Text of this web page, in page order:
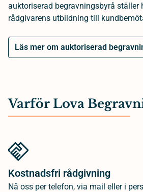
auktoriserad begravningsbyrå ställer
rådgivarens utbildning till
Läs mer om auktoriserad
Varför Lova
Kostnadsfri rådgivning
Nå oss per telefon, via mail eller i